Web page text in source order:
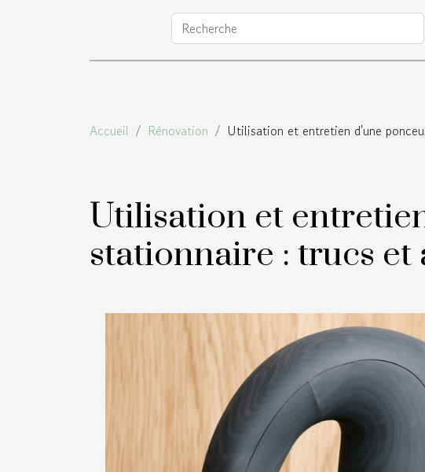
Accueil Rénovation Utilisation et entretien d'une
Utilisation et
stationnaire : trucs et